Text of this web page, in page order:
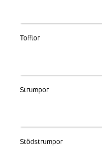
Tofflor
Strumpor
Stödstrumpor